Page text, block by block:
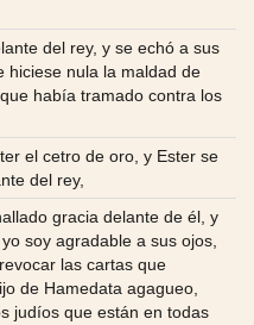
del rey, y se echó a sus
hiciese nula la maldad de
había tramado contra los
el cetro de oro, y Ester se
del rey,
gracia delante de él, y
soy agradable a sus ojos,
las cartas que
de Hamedata agagueo,
judíos que están en todas